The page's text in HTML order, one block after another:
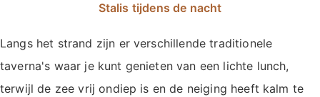
Stalis tijdens de nacht
Langs het strand zijn er verschillende traditionele
taverna's waar je kunt genieten van een lichte lunch,
terwijl de zee vrij ondiep is en de neiging heeft kalm te